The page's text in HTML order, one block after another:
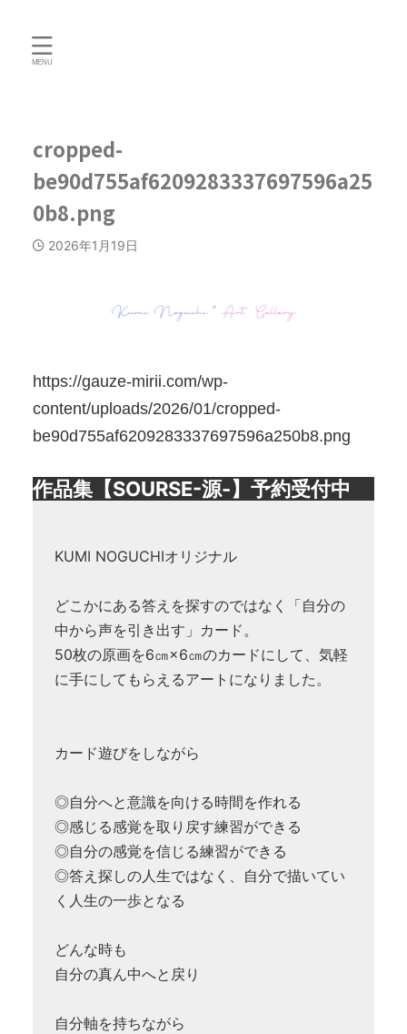
cropped-
be90d755af6209283337697596a25
0b8.png
2026年1月19日
https://gauze-mirii.com/wp-
content/uploads/2026/01/cropped-
be90d755af6209283337697596a250b8.png
作品集【SOURSE-源-】予約受付中
KUMI NOGUCHIオリジナル
どこかにある答えを探すのではなく「自分の
中から声を引き出す」カード。
50枚の原画を6㎝×6㎝のカードにして、気軽
に手にしてもらえるアートになりました。
カード遊びをしながら
◎自分へと意識を向ける時間を作れる
◎感じる感覚を取り戻す練習ができる
◎自分の感覚を信じる練習ができる
◎答え探しの人生ではなく、自分で描いてい
く人生の一歩となる
どんな時も
自分の真ん中へと戻り
自分軸を持ちながら